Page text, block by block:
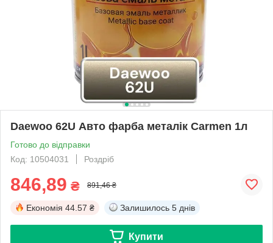
Daewoo 62U Авто фарба металік Carmen 1л
Готово до відправки
Код: 10504031
Роздріб
846,89 ₴ 891,46 ₴
Економія 44.57 ₴ Залишилось 5 днів
Купити